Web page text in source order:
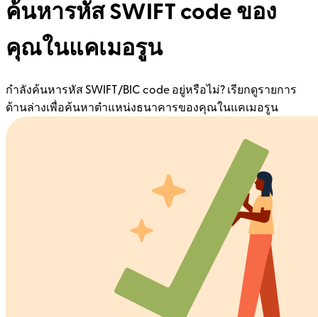
ค้นหารหัส SWIFT code ของ
คุณในแคเมอรูน
กำลังค้นหารหัส SWIFT/BIC code อยู่หรือไม่? เรียกดูรายการ
ด้านล่างเพื่อค้นหาตำแหน่งธนาคารของคุณในแคเมอรูน